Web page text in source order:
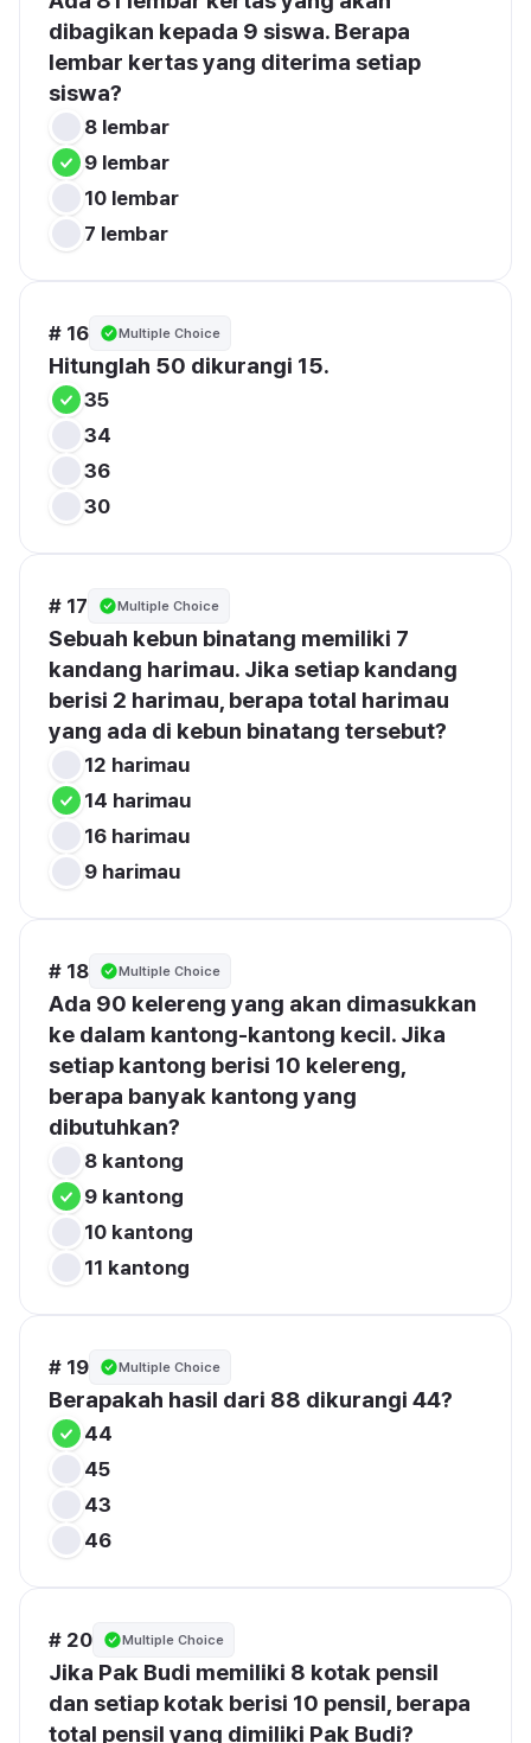
dibagikan kepada 9 siswa. Berapa
lembar kertas yang diterima setiap
siswa?
8 lembar
9 lembar
10 lembar
7 lembar
# 16 Multiple Choice
Hitunglah 50 dikurangi 15.
35
34
36
30
# 17 Multiple Choice
Sebuah kebun binatang memiliki 7
kandang harimau. Jika setiap kandang
berisi 2 harimau, berapa total harimau
yang ada di kebun binatang tersebut?
12 harimau
14 harimau
16 harimau
9 harimau
# 18 Multiple Choice
Ada 90 kelereng yang akan dimasukkan
ke dalam kantong-kantong kecil. Jika
setiap kantong berisi 10 kelereng,
berapa banyak kantong yang
dibutuhkan?
8 kantong
9 kantong
10 kantong
11 kantong
# 19 Multiple Choice
Berapakah hasil dari 88 dikurangi 44?
44
45
43
46
# 20 Multiple Choice
Jika Pak Budi memiliki 8 kotak pensil
dan setiap kotak berisi 10 pensil, berapa
total pensil yang dimiliki Pak Budi?